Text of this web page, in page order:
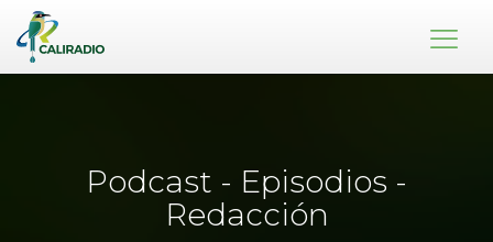
Podcast - Episodios -
Redacción